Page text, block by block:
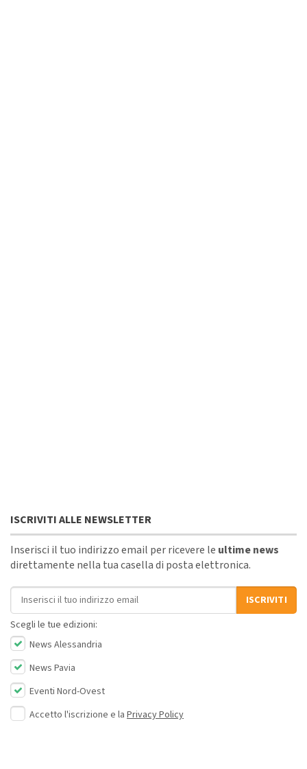
ISCRIVITI ALLE NEWSLETTER
Inserisci il tuo indirizzo email per ricevere le ultime news
direttamente nella tua casella di posta elettronica.
Indirizzo email
ISCRIVITI
Scegli le tue edizioni:
News Alessandria
News Pavia
Eventi Nord-Ovest
Accetto l'iscrizione e la Privacy Policy